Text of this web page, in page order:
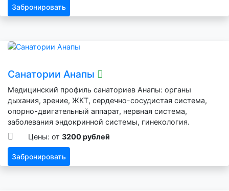
Забронировать
Санатории Анапы
Медицинский профиль санаториев Анапы: органы
дыхания, зрение, ЖКТ, сердечно-сосудистая система,
опорно-двигательный аппарат, нервная система,
заболевания эндокринной системы, гинекология.
Цены: от 3200 рублей
Забронировать